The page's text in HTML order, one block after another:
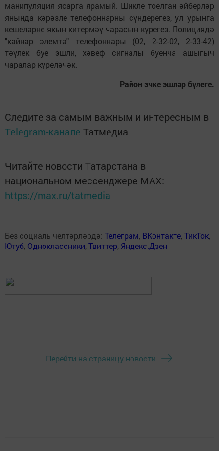
манипуляция ясарга ярамый. Шикле тоелган әйберләр
янында кәрәзле телефоннарны сүндерегез, ул урынга
кешеләрне якын китермәү чарасын күрегез. Полициядә
"кайнар элемтә" телефоннары (02, 2-32-02, 2-33-42)
тәүлек буе эшли, хәвеф сигналы буенча ашыгыч
чаралар күреләчәк.
Район эчке эшләр бүлеге.
Следите за самым важным и интересным в
Telegram-канале Татмедиа
Читайте новости Татарстана в
национальном мессенджере MАХ:
https://max.ru/tatmedia
Без социаль челтәрләрдә: Телеграм, ВКонтакте,ТикТок,
Ютуб, Одноклассники,Твиттер, Яндекс.Дзен
Перейти на страницу новости